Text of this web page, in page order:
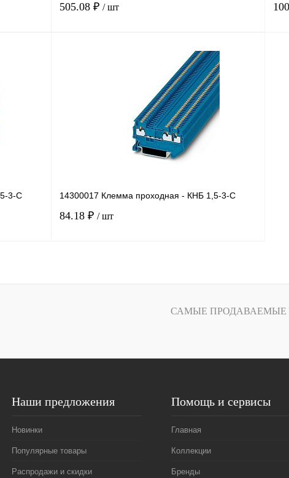
505.08 ₽ / шт
В корзину
Сравнение
Под заказ
3-С 14300017 Клемма проходная - КНБ 1,5-3-С
84.18 ₽ / шт
САМЫЕ ПРОДАВАЕМЫЕ
Наши предложения
Новинки
Популярные товары
Распродажи и скидки
Помощь и сервисы
Главная
Коллекции
Бренды